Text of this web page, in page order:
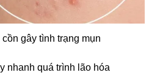
gây tình trạng mụn
nhanh quá trình lão hóa